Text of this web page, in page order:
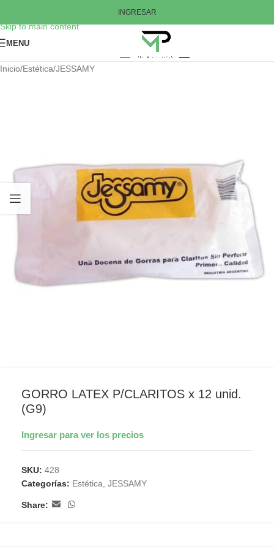
Skip to main content
INGRESAR
MENU
Inicio/Estética/JESSAMY
GORRO LATEX P/CLARITOS x 12 unid.
(G9)
Ingresar para ver los precios
SKU: 428
Categorías: Estética JESSAMY
Share: